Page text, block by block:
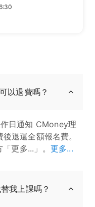
以退費嗎？
日通知 CMoney理
退還全額報名費。
更多...」。 更多...
我上課嗎？